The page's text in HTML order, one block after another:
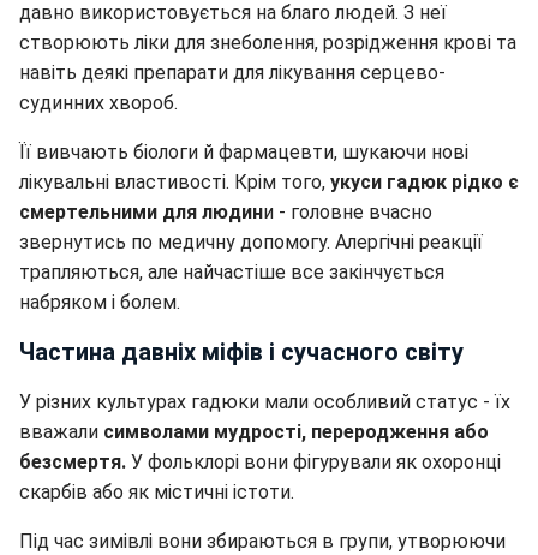
давно використовується на благо людей. З неї
створюють ліки для знеболення, розрідження крові та
навіть деякі препарати для лікування серцево-
судинних хвороб.
Її вивчають біологи й фармацевти, шукаючи нові
лікувальні властивості. Крім того, укуси гадюк рідко є
смертельними для людини - головне вчасно
звернутись по медичну допомогу. Алергічні реакції
трапляються, але найчастіше все закінчується
набряком і болем.
Частина давніх міфів і сучасного світу
У різних культурах гадюки мали особливий статус - їх
вважали символами мудрості, переродження або
безсмертя. У фольклорі вони фігурували як охоронці
скарбів або як містичні істоти.
Під час зимівлі вони збираються в групи, утворюючи